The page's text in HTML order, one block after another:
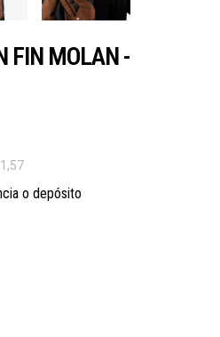
FIN MOLAN -
o depósito